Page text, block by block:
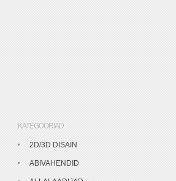
KATEGOORIAD
2D/3D DISAIN
ABIVAHENDID